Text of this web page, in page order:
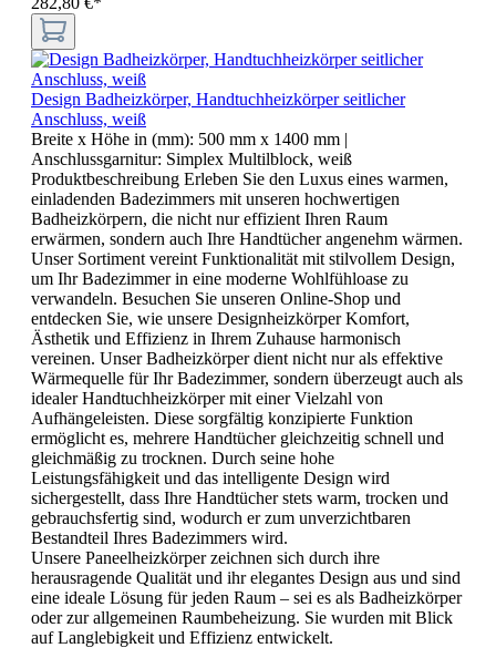
Design Badheizkörper, Handtuchheizkörper seitlicher
Anschluss, weiß
Breite x Höhe in (mm): 500 mm x 1400 mm |
Anschlussgarnitur: Simplex Multilblock, weiß
Produktbeschreibung Erleben Sie den Luxus eines warmen,
einladenden Badezimmers mit unseren hochwertigen
Badheizkörpern, die nicht nur effizient Ihren Raum
erwärmen, sondern auch Ihre Handtücher angenehm wärmen.
Unser Sortiment vereint Funktionalität mit stilvollem Design,
um Ihr Badezimmer in eine moderne Wohlfühloase zu
verwandeln. Besuchen Sie unseren Online-Shop und
entdecken Sie, wie unsere Designheizkörper Komfort,
Ästhetik und Effizienz in Ihrem Zuhause harmonisch
vereinen. Unser Badheizkörper dient nicht nur als effektive
Wärmequelle für Ihr Badezimmer, sondern überzeugt auch als
idealer Handtuchheizkörper mit einer Vielzahl von
Aufhängeleisten. Diese sorgfältig konzipierte Funktion
ermöglicht es, mehrere Handtücher gleichzeitig schnell und
gleichmäßig zu trocknen. Durch seine hohe
Leistungsfähigkeit und das intelligente Design wird
sichergestellt, dass Ihre Handtücher stets warm, trocken und
gebrauchsfertig sind, wodurch er zum unverzichtbaren
Bestandteil Ihres Badezimmers wird.
Unsere Paneelheizkörper zeichnen sich durch ihre
herausragende Qualität und ihr elegantes Design aus und sind
eine ideale Lösung für jeden Raum – sei es als Badheizkörper
oder zur allgemeinen Raumbeheizung. Sie wurden mit Blick
auf Langlebigkeit und Effizienz entwickelt.